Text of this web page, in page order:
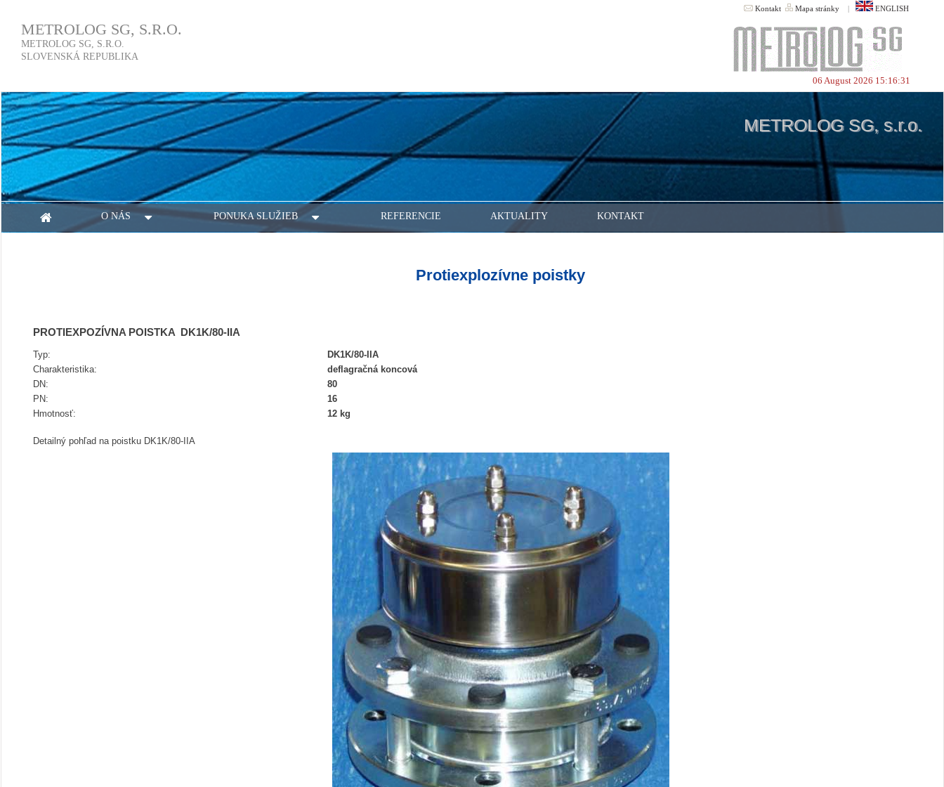
METROLOG SG, S.R.O.
METROLOG SG, S.R.O.
SLOVENSKÁ REPUBLIKA
Kontakt Mapa stránky | ENGLISH
06 August 2026 15:16:31
METROLOG SG, s.r.o.
O NÁS PONUKA SLUŽIEB REFERENCIE AKTUALITY KONTAKT
Protiexplozívne poistky
PROTIEXPOZÍVNA POISTKA DK1K/80-IIA
Typ:
DK1K/80-IIA
Charakteristika:
deflagračná koncová
DN:
80
PN:
16
Hmotnosť:
12 kg
Detailný pohľad na poistku DK1K/80-IIA